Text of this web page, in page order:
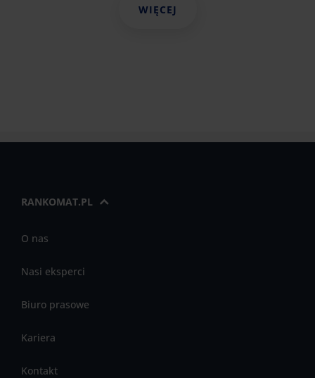
WIĘCEJ
RANKOMAT.PL
O nas
Nasi eksperci
Biuro prasowe
Kariera
Kontakt